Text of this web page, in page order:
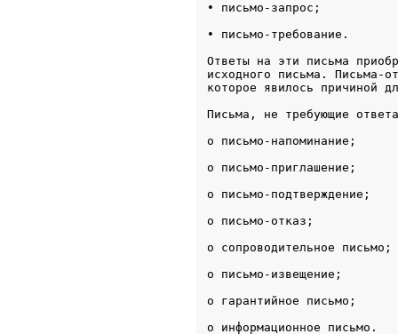
• письмо-запрос;
• письмо-требование.
Ответы на эти письма
исходного письма. Письма-
которое явилось причиной
Письма, не требующие
o письмо-напоминание;
o письмо-приглашение;
o письмо-подтверждение;
o письмо-отказ;
o сопроводительное письмо;
o письмо-извещение;
o гарантийное письмо;
o информационное письмо.